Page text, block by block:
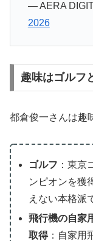
— AERA
2026
趣味はゴルフ
都倉俊一さんは趣
ゴルフ ：東京
ンピオンを獲
えない本格派
飛行機の自家
取得：自家用